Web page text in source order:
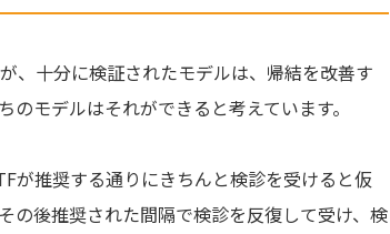
、十分に検証されたモデルは、帰結を改善す
モデルはそれができると考えています。
が推奨する通りにきちんと検診を受けると仮
の後推奨された間隔で検診を反復して受け、検